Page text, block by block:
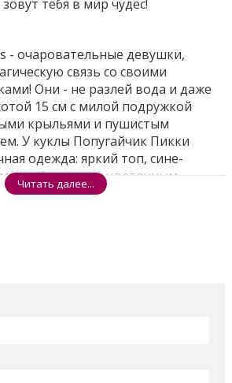
тебя в мир чудес!
- очаровательные девушки,
связь со своими
Они - не разлей вода и даже
15 см с милой подружкой
крыльями и пушистым
У куклы Попугайчик Пикки
одежда: яркий топ, сине-
и плащ с цветочным
меховым воротником. Ее розовая
крыльев попугайчика, а на ее
красочный декор на лице.
отдельно при наличии). В
Читать далее...